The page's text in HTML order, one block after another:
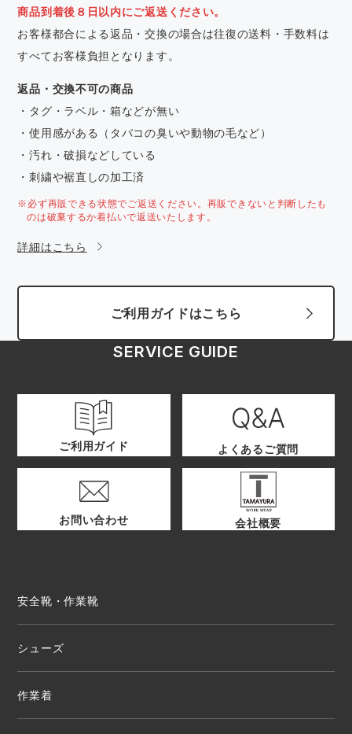
商品到着後８日以内にご返送ください。
お客様都合による返品・交換の場合は往復の送料・手数料は
すべてお客様負担となります。
返品・交換不可の商品
・タグ・ラベル・箱などが無い
・使用感がある（タバコの臭いや動物の毛など）
・汚れ・破損などしている
・刺繍や裾直しの加工済
※必ず再販できる状態でご返送ください。再販できないと判断したも
のは破棄するか着払いで返送いたします。
詳細はこちら
ご利用ガイドはこちら
SERVICE GUIDE
ご利用ガイド よくあるご質問
お問い合わせ 会社概要
安全靴・作業靴
シューズ
作業着